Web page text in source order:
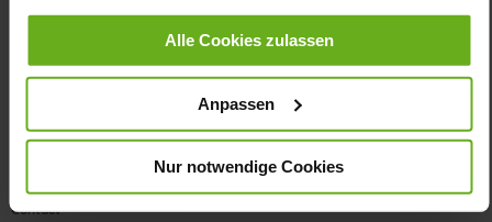
gesammelt haben.
Alle Cookies zulassen
Anpassen
Nur notwendige Cookies
Payment methods
FAQs
Contact